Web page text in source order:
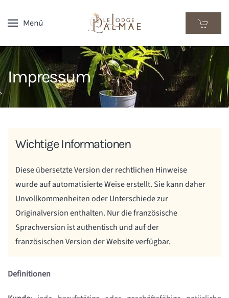
Skip
main
content
Menü
Impressum
Wichtige Informationen
Diese übersetzte Version der rechtlichen Hinweise
wurde auf automatisierte Weise erstellt. Sie kann daher
Unvollkommenheiten oder Unterschiede zur
Originalversion enthalten. Nur die französische
Sprachversion ist authentisch und auf der
französischen Version der Website verfügbar.
Definitionen